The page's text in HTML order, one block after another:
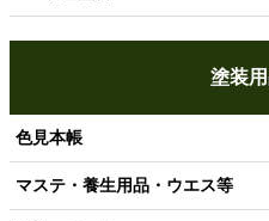
塗装
色見本帳
マステ・養生用品・ウエス等